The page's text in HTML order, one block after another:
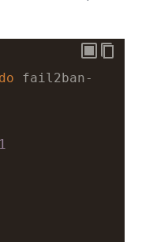
pyinotify all
-
fail2ban-
fail2ban-
1